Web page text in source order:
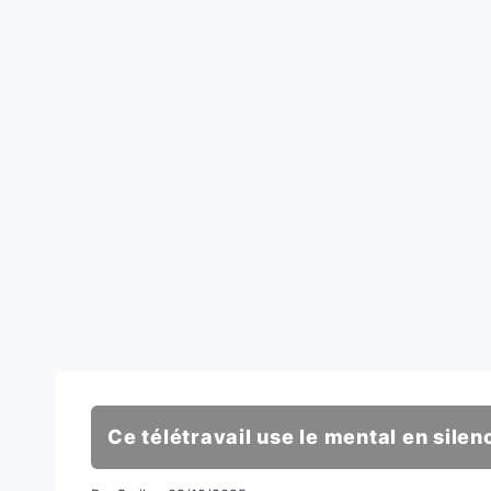
Ce télétravail use le mental en